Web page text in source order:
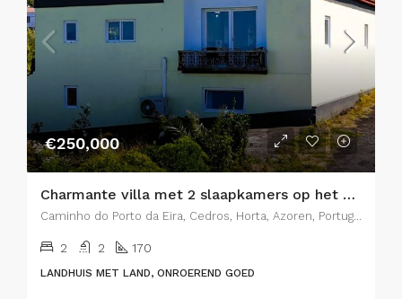
€250,000
Charmante villa met 2 slaapkamers op het eiland Faial, Azoren – De perfecte combinatie van rustieke charme en modern comfort
Caminho do Porto da Eira, Cedros, Horta, Azoren, Portugal
2 2 170
LANDHUIS MET LAND, ONROEREND GOED